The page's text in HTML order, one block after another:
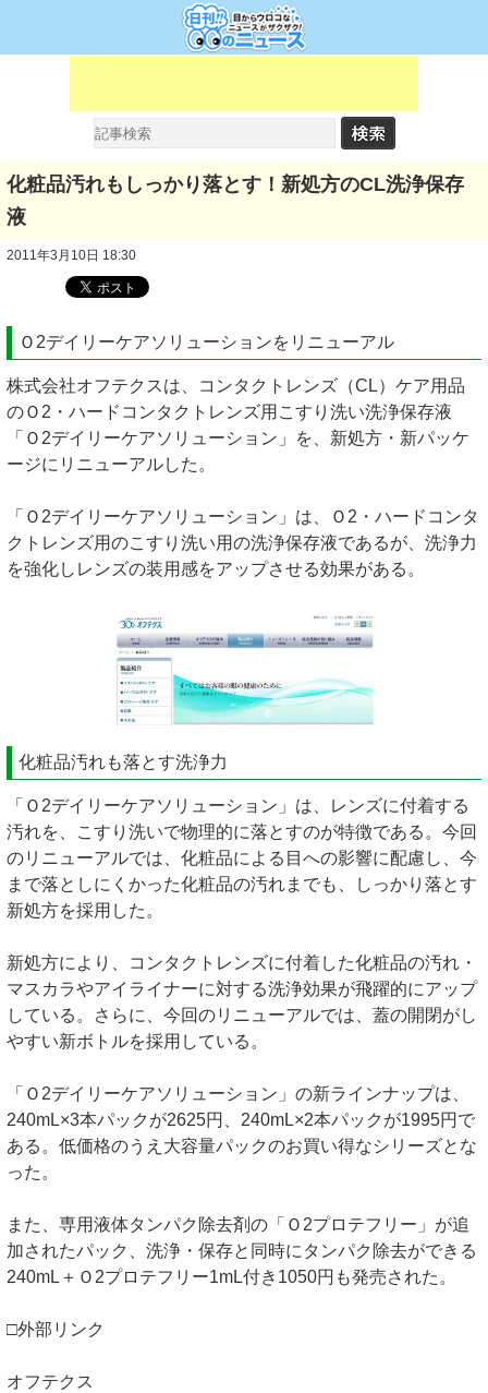
化粧品汚れもしっかり落とす！新処方のCL洗浄保存
液
2011年3月10日 18:30
Ｏ2デイリーケアソリューションをリニューアル
株式会社オフテクスは、コンタクトレンズ（CL）ケア用品
のＯ2・ハードコンタクトレンズ用こすり洗い洗浄保存液
「Ｏ2デイリーケアソリューション」を、新処方・新パッケ
ージにリニューアルした。
「Ｏ2デイリーケアソリューション」は、Ｏ2・ハードコンタ
クトレンズ用のこすり洗い用の洗浄保存液であるが、洗浄力
を強化しレンズの装用感をアップさせる効果がある。
化粧品汚れも落とす洗浄力
「Ｏ2デイリーケアソリューション」は、レンズに付着する
汚れを、こすり洗いで物理的に落とすのが特徴である。今回
のリニューアルでは、化粧品による目への影響に配慮し、今
まで落としにくかった化粧品の汚れまでも、しっかり落とす
新処方を採用した。
新処方により、コンタクトレンズに付着した化粧品の汚れ・
マスカラやアイライナーに対する洗浄効果が飛躍的にアップ
している。さらに、今回のリニューアルでは、蓋の開閉がし
やすい新ボトルを採用している。
「Ｏ2デイリーケアソリューション」の新ラインナップは、
240mL×3本パックが2625円、240mL×2本パックが1995円で
ある。低価格のうえ大容量パックのお買い得なシリーズとな
った。
また、専用液体タンパク除去剤の「Ｏ2プロテフリー」が追
加されたパック、洗浄・保存と同時にタンパク除去ができる
240mL＋Ｏ2プロテフリー1mL付き1050円も発売された。
□外部リンク
オフテクス